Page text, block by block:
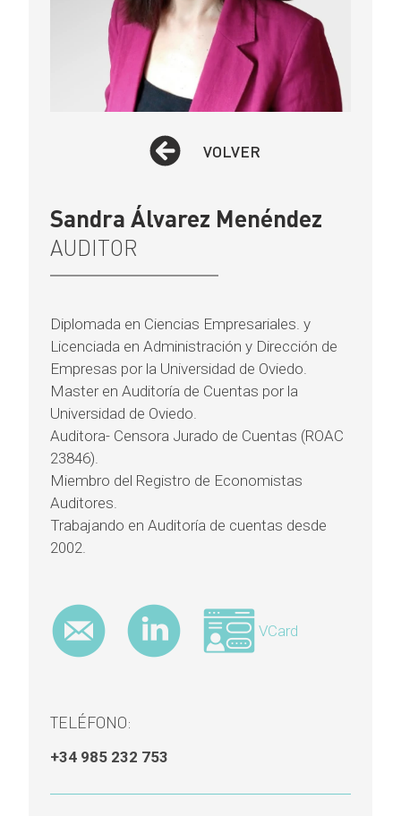
VOLVER
Sandra Álvarez Menéndez
AUDITOR
Diplomada en Ciencias Empresariales. y
Licenciada en Administración y Dirección de
Empresas por la Universidad de Oviedo.
Master en Auditoría de Cuentas por la
Universidad de Oviedo.
Auditora- Censora Jurado de Cuentas (ROAC
23846).
Miembro del Registro de Economistas
Auditores.
Trabajando en Auditoría de cuentas desde
2002.
VCard
TELÉFONO:
+34 985 232 753